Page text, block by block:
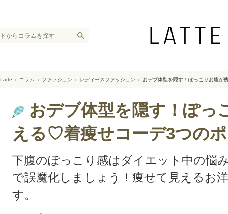
Latte コラム ファッション レディースファッション おデブ体型を隠す！ぽっこりお腹
おデブ体型を隠す！ぽっ
える♡着痩せコーデ3つの
下腹のぽっこり感はダイエット中の悩
で誤魔化しましょう！痩せて見えるお
す。